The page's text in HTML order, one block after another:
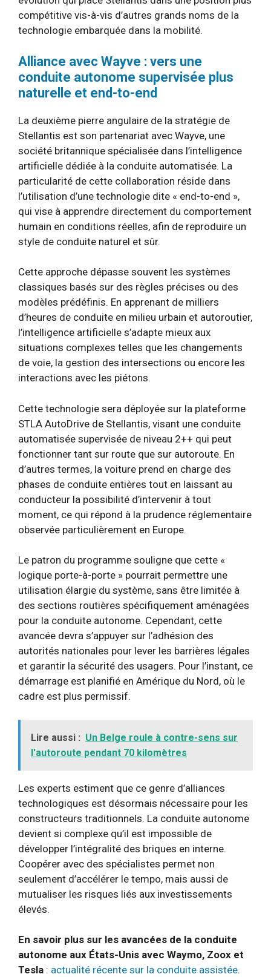
compétitive vis-à-vis d’autres grands noms de la
technologie embarquée dans la mobilité.
Alliance avec Wayve : vers une
conduite autonome supervisée plus
naturelle et end-to-end
La deuxième pierre angulaire de la stratégie de
Stellantis est son partenariat avec Wayve, une
société britannique spécialisée dans l’intelligence
artificielle dédiée à la conduite automatisée. La
particularité de cette collaboration réside dans
l’utilisation d’une technologie dite « end-to-end »,
qui vise à apprendre directement du comportement
humain en conditions réelles, afin de reproduire un
style de conduite naturel et sûr.
Cette approche dépasse souvent les systèmes
classiques basés sur des règles précises ou des
modèles prédéfinis. En apprenant de milliers
d’heures de conduite en milieu urbain et autoroutier,
l’intelligence artificielle s’adapte mieux aux
situations complexes telles que les changements
de voie, la gestion des intersections ou encore les
interactions avec les piétons.
Cette technologie sera déployée sur la plateforme
STLA AutoDrive de Stellantis, visant une conduite
automatisée supervisée de niveau 2++ qui peut
fonctionner tant sur route que sur autoroute. En
d’autres termes, la voiture prend en charge des
phases de conduite entières tout en laissant au
conducteur la possibilité d’intervenir à tout
moment, ce qui répond à la prudence réglementaire
observée particulièrement en Europe.
Le patron du programme souligne que cette «
logique porte-à-porte » pourrait permettre une
utilisation élargie du système, sans être limitée à
des sections routières spécifiquement aménagées
pour la conduite autonome. Cependant, cette
avancée devra s’appuyer sur l’adhésion des
autorités nationales pour lever les barrières légales
et garantir la sécurité des usagers. Pour l’instant, ce
démarrage est planifié en Amérique du Nord, où le
cadre est plus permissif.
Lire aussi : Un Belge roule à contre-sens sur
l'autoroute pendant 70 kilomètres
Les experts estiment que ce genre d’alliances
technologiques est désormais nécessaire pour les
constructeurs traditionnels. La conduite autonome
devient si complexe qu’il est impossible de
développer l’intégralité des briques en interne.
Coopérer avec des spécialistes permet non
seulement d’accélérer le tempo, mais aussi de
mutualiser les risques liés aux investissements
élevés.
En savoir plus sur les avancées de la conduite
autonome aux États-Unis avec Waymo, Zoox et
Tesla : actualité récente sur la conduite assistée.